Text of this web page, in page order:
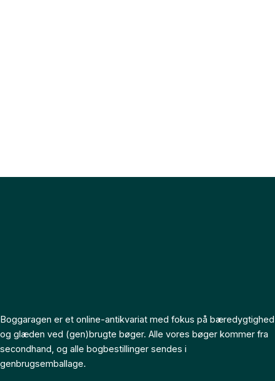
Boggaragen er et online-antikvariat med fokus på bæredygtighed
og glæden ved (gen)brugte bøger. Alle vores bøger kommer fra
secondhand, og alle bogbestillinger sendes i
genbrugsemballage.